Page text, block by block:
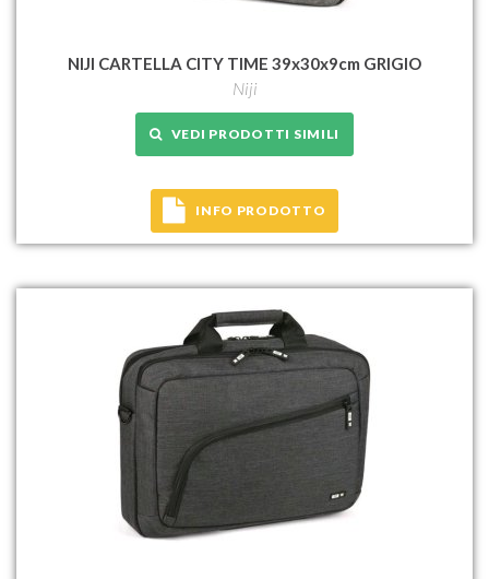
NIJI CARTELLA CITY TIME 39x30x9cm GRIGIO
Niji
VEDI PRODOTTI SIMILI
INFO PRODOTTO